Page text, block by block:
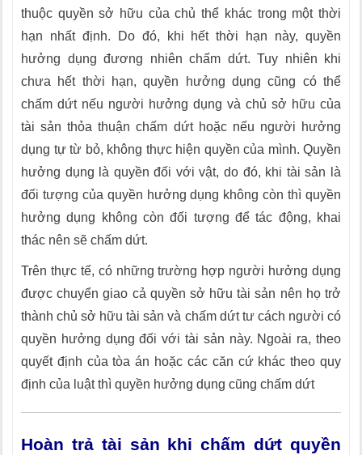
thuộc quyền sở hữu của chủ thể khác trong một thời
hạn nhất định. Do đó, khi hết thời hạn này, quyền
hưởng dụng đương nhiên chấm dứt. Tuy nhiên khi
chưa hết thời hạn, quyền hưởng dụng cũng có thể
chấm dứt nếu người hưởng dụng và chủ sở hữu của
tài sản thỏa thuận chấm dứt hoặc nếu người hưởng
dụng tự từ bỏ, không thực hiện quyền của mình. Quyền
hưởng dụng là quyền đối với vật, do đó, khi tài sản là
đối tượng của quyền hưởng dụng không còn thì quyền
hưởng dụng không còn đối tượng để tác động, khai
thác nên sẽ chấm dứt.
Trên thực tế, có những trường hợp người hưởng dụng
được chuyển giao cả quyền sở hữu tài sản nên họ trở
thành chủ sở hữu tài sản và chấm dứt tư cách người có
quyền hưởng dụng đối với tài sản này. Ngoài ra, theo
quyết định của tòa án hoặc các căn cứ khác theo quy
định của luật thì quyền hưởng dụng cũng chấm dứt
Hoàn trả tài sản khi chấm dứt quyền